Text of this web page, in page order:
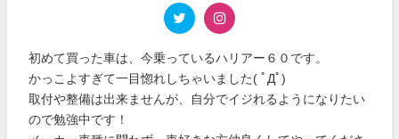
初めて買った車は、今乗っているハリアー６０です。
かっこよすぎて一目惚れしちゃいました( ﾟДﾟ)
取付や整備は出来ませんが、自分でイジれるようになりたい
ので勉強中です！